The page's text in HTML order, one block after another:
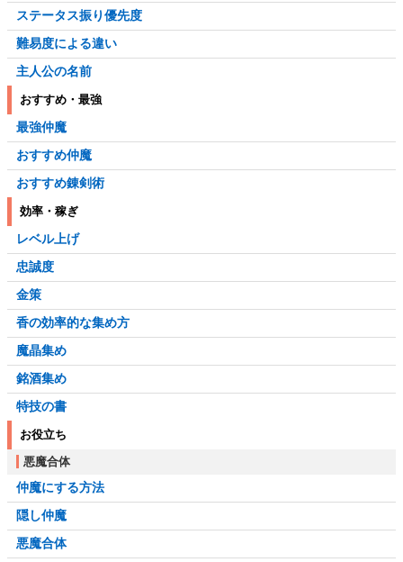
ステータス振り優先度
難易度による違い
主人公の名前
おすすめ・最強
最強仲魔
おすすめ仲魔
おすすめ錬剣術
効率・稼ぎ
レベル上げ
忠誠度
金策
香の効率的な集め方
魔晶集め
銘酒集め
特技の書
お役立ち
悪魔合体
仲魔にする方法
隠し仲魔
悪魔合体